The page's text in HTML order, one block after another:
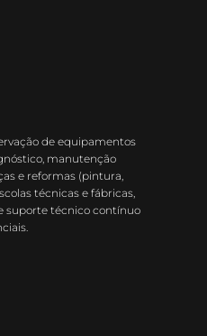
de equipamentos
manutenção
e reformas (pintura,
técnicas e fábricas,
suporte técnico contínuo